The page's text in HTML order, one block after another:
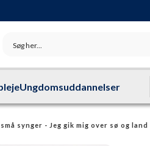
Ungdomsuddannelser
synger - Jeg gik mig over sø og land